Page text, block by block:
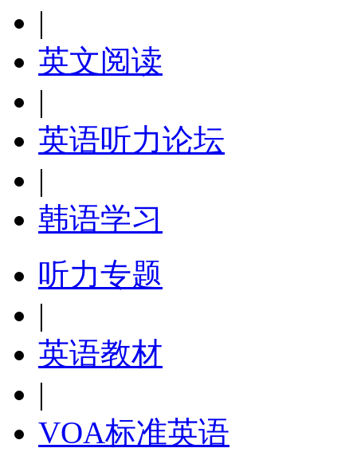
|
英文阅读
|
英语听力论坛
|
韩语学习
听力专题
|
英语教材
|
VOA标准英语